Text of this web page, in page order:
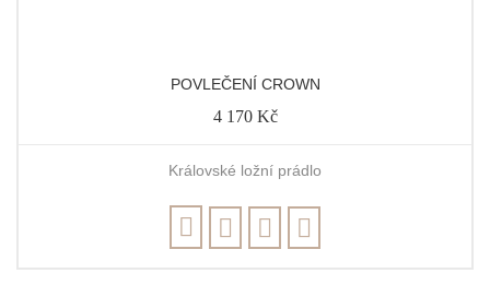
POVLEČENÍ CROWN
4 170 Kč
Královské ložní prádlo